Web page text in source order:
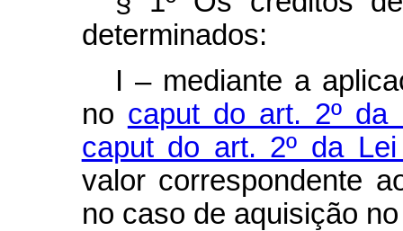
determinados:
I – mediante a
no caput do art. 2º
caput do art. 2º da
valor correspondente
no caso de aquisição